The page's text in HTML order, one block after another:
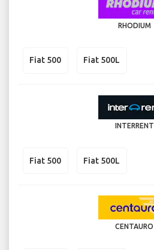
RHODIUM
Fiat 500 Fiat 500L
INTERRENT
Fiat 500 Fiat 500L
CENTAURO